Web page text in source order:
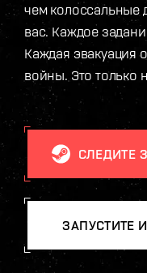
чем колоссальные
вас. Каждое
Каждая эвакуация
войны. Это только
СЛЕДИТЕ
ЗАПУСТИТЕ